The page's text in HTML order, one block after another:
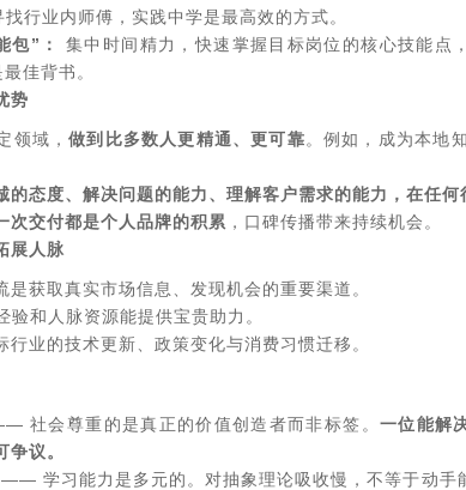
找行业内师傅，实践中学是最高效的方式。
包”：
集中时间精力，快速掌握目标岗位的核心技能点，
佳背书。
势
领域，做到比多数人更精通、更可靠。例如，成为本地
的态度、解决问题的能力、理解客户需求的能力，在任何
次交付都是个人品牌的积累 ，口碑传播带来持续机会。
展人脉
是获取真实市场信息、发现机会的重要渠道。
验和人脉资源能提供宝贵助力。
行业的技术更新、政策变化与消费习惯迁移。
社会尊重的是真正的价值创造者而非标签。 一位能解
议。
—— 学习能力是多元的。对抽象理论吸收慢，不等于动手